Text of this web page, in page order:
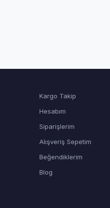
Kargo Takip
Hesabım
Siparişlerim
Alışveriş Sepetim
Beğendiklerim
Blog